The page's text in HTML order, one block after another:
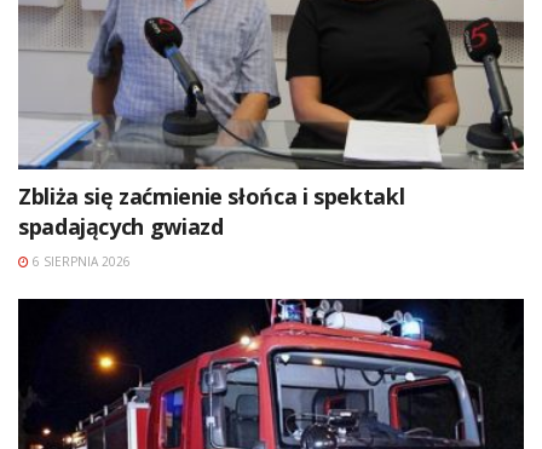
Zbliża się zaćmienie słońca i spektakl
spadających gwiazd
6 SIERPNIA 2026